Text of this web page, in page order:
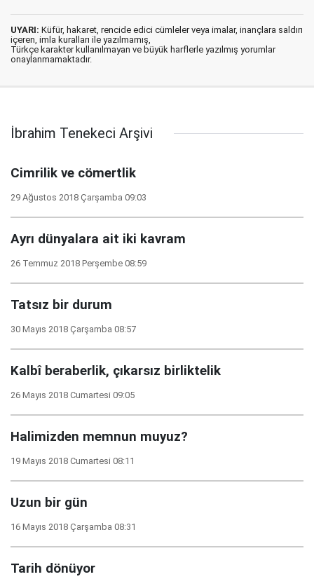
UYARI: Küfür, hakaret, rencide edici cümleler veya imalar, inançlara saldırı
içeren, imla kuralları ile yazılmamış,
Türkçe karakter kullanılmayan ve büyük harflerle yazılmış yorumlar
onaylanmamaktadır.
İbrahim Tenekeci Arşivi
Cimrilik ve cömertlik
29 Ağustos 2018 Çarşamba 09:03
Ayrı dünyalara ait iki kavram
26 Temmuz 2018 Perşembe 08:59
Tatsız bir durum
30 Mayıs 2018 Çarşamba 08:57
Kalbî beraberlik, çıkarsız birliktelik
26 Mayıs 2018 Cumartesi 09:05
Halimizden memnun muyuz?
19 Mayıs 2018 Cumartesi 08:11
Uzun bir gün
16 Mayıs 2018 Çarşamba 08:31
Tarih dönüyor